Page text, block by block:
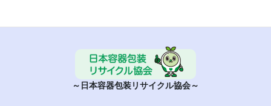
～日本容器包装リサイクル協会～